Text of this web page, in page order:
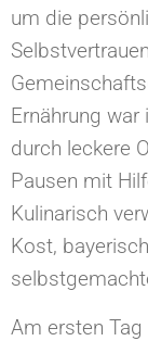
um die
Ernährung
durch leckere
Pausen mit
Kulinarisch
Kost,
Am ersten Tag